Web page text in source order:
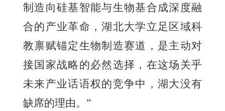
制造向硅基智能与生物基合成深度融
合的产业革命，湖北大学立足区域科
教禀赋锚定生物制造赛道，是主动对
接国家战略的必然选择，在这场关乎
未来产业话语权的竞争中，湖大没有
缺席的理由。”